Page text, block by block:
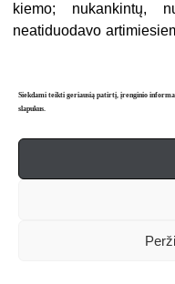
Siekdami teikti geriausią patirtį, įrenginio
slapukus.
kiemo; nukankintų,
neatiduodavo
kritusius gyvulius arba
vienas jūsų pusbrolis
nei raudonajam
sau, netarnavo, bet
įrodymų šauktų, kad